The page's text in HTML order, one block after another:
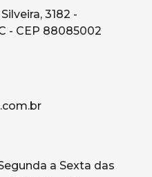
3182 -
- CEP 88085002
a Sexta das